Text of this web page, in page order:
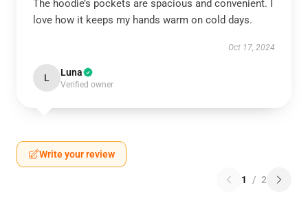
The hoodie’s pockets are spacious and convenient. I
love how it keeps my hands warm on cold days.
Oct 17, 2024
L Luna
Verified owner
Write your review
1 / 2